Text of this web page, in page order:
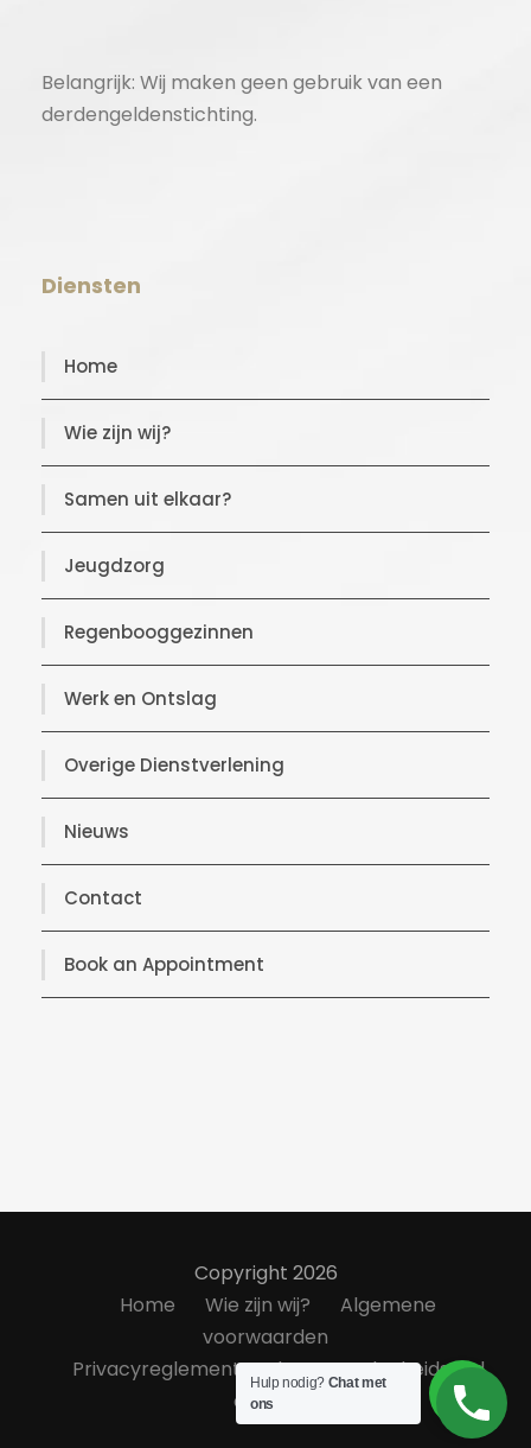
Belangrijk: Wij maken geen gebruik van een
derdengeldenstichting.
Diensten
Home
Wie zijn wij?
Samen uit elkaar?
Jeugdzorg
Regenbooggezinnen
Werk en Ontslag
Overige Dienstverlening
Nieuws
Contact
Book an Appointment
Copyright 2026
Home
Wie zijn wij?
Algemene
voorwaarden
Privacyreglement
Klanttevredenheidsond
erzoek
Hulp nodig? Chat met
ons